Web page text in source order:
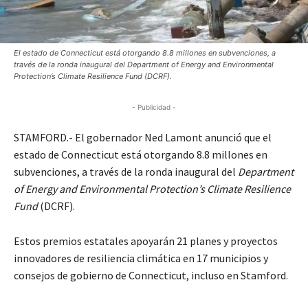
El estado de Connecticut está otorgando 8.8 millones en subvenciones, a
través de la ronda inaugural del Department of Energy and Environmental
Protection’s Climate Resilience Fund (DCRF).
- Publicidad -
STAMFORD.- El gobernador Ned Lamont anunció que el
estado de Connecticut está otorgando 8.8 millones en
subvenciones, a través de la ronda inaugural del Department
of Energy and Environmental Protection’s Climate Resilience
Fund(DCRF).
Estos premios estatales apoyarán 21 planes y proyectos
innovadores de resiliencia climática en 17 municipios y
consejos de gobierno de Connecticut, incluso en Stamford.